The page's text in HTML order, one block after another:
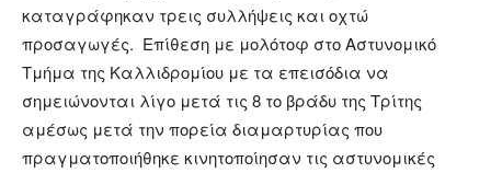
καταγράφηκαν τρεις συλλήψεις και οχτώ
προσαγωγές. Επίθεση με μολότοφ στο Αστυνομικό
Τμήμα της Καλλιδρομίου με τα επεισόδια να
σημειώνονται λίγο μετά τις 8 το βράδυ της Τρίτης
αμέσως μετά την πορεία διαμαρτυρίας που
πραγματοποιήθηκε κινητοποίησαν τις αστυνομικές